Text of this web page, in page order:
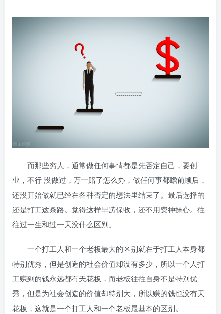
而那些穷人，通常做任何事情都是先否定自己，要创
业，不行 没做过，万一赔了怎么办，做任何事都瞻前顾后，
还没开始做就已经在各种否定的想法里结束了。最后选择的
还是打工这条路。觉得这样旱涝保收，还不用费神操心。往
往过一生和过一天没什么区别。
一个打工人和一个老板最大的区别就在于打工人本身都
特别优秀，但是创造的社会价值却没有多少，所以一个人打
工赚到的钱永远都有天花板，而老板往往自身不是特别优
秀，但是为社会创造的价值却特别大，所以赚的钱也没有天
花板，这就是一个打工人和一个老板最基本的区别。